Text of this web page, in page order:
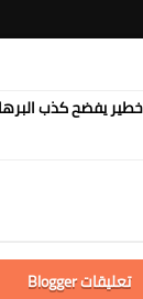
يفضح كذب
تعليقات Blogger